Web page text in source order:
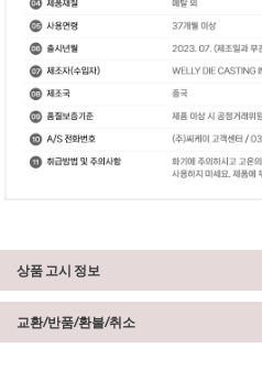
상품 고시 정보
교환/반품/환불/취소